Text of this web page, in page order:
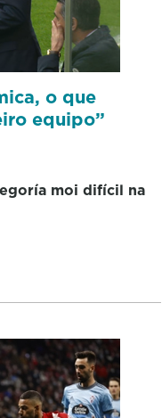
o que
equipo”
moi difícil na